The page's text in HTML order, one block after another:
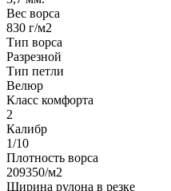
Вес ворса
830 г/м2
Тип ворса
Разрезной
Тип петли
Велюр
Класс комфорта
2
Калибр
1/10
Плотность ворса
209350/м2
Ширина рулона в резке